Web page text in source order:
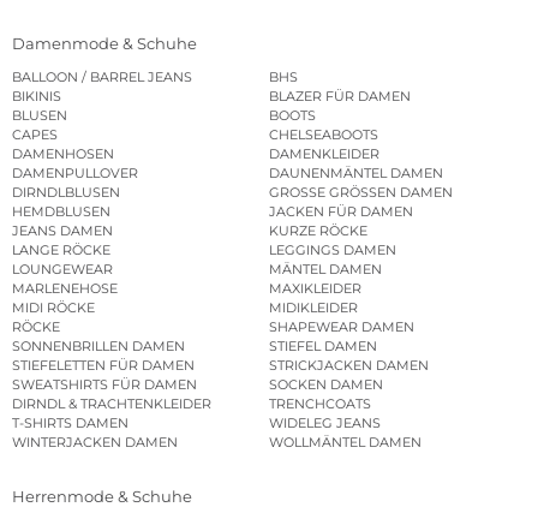
Damenmode & Schuhe
BALLOON / BARREL JEANS
BHS
BIKINIS
BLAZER FÜR DAMEN
BLUSEN
BOOTS
CAPES
CHELSEABOOTS
DAMENHOSEN
DAMENKLEIDER
DAMENPULLOVER
DAUNENMÄNTEL DAMEN
DIRNDLBLUSEN
GROSSE GRÖSSEN DAMEN
HEMDBLUSEN
JACKEN FÜR DAMEN
JEANS DAMEN
KURZE RÖCKE
LANGE RÖCKE
LEGGINGS DAMEN
LOUNGEWEAR
MÄNTEL DAMEN
MARLENEHOSE
MAXIKLEIDER
MIDI RÖCKE
MIDIKLEIDER
RÖCKE
SHAPEWEAR DAMEN
SONNENBRILLEN DAMEN
STIEFEL DAMEN
STIEFELETTEN FÜR DAMEN
STRICKJACKEN DAMEN
SWEATSHIRTS FÜR DAMEN
SOCKEN DAMEN
DIRNDL & TRACHTENKLEIDER
TRENCHCOATS
T-SHIRTS DAMEN
WIDELEG JEANS
WINTERJACKEN DAMEN
WOLLMÄNTEL DAMEN
Herrenmode & Schuhe